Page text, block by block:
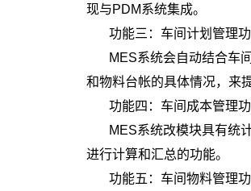
现与PDM系统集成。
功能三：车间计划管理
MES系统会自动结合车
和物料台帐的具体情况，来
功能四：车间成本管理
MES系统改模块具有统
进行计算和汇总的功能。
功能五：车间物料管理